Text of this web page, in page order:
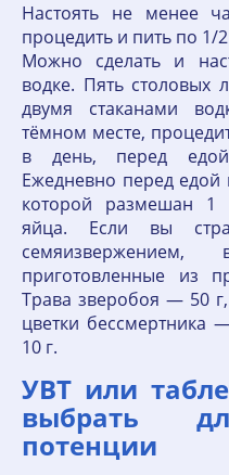
Настоять не менее
процедить и пить по 1/
Можно сделать и
водке. Пять столовых
двумя стаканами
тёмном месте,
в день, перед
Ежедневно перед едой
которой размешан 1
яйца. Если вы
приготовленные из
Трава зверобоя — 50
цветки бессмертника
10 г.
УВТ или
выбрать
потенции